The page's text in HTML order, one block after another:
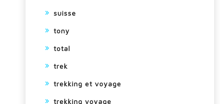
suisse
tony
total
trek
trekking et voyage
trekking voyage